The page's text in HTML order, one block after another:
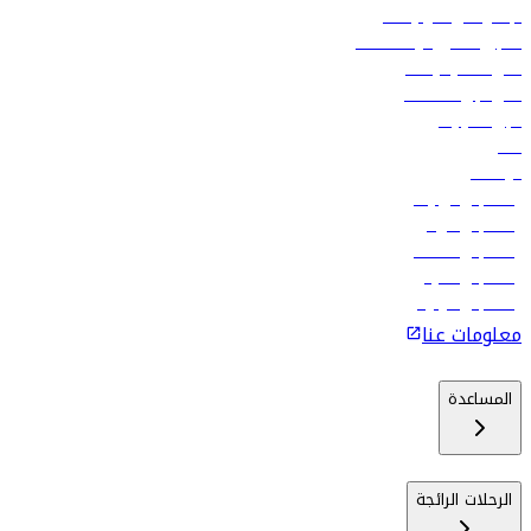
الإعلان على متن رحلاتنا
تسجيل الدخول لوكلاء السفر
أدنى أسعار الرحلات
فلاي دبي للعطلات
تأجير السيارات
فنادق
الوظائف
رحلات إلى تبيليسي
رحلات إلى الرياض
رحلات إلى مسقط
رحلات إلى ماليه
رحلات إلى كولومبو
معلومات عنا
المساعدة
الرحلات الرائجة